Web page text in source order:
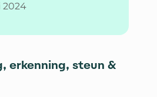
2024
erkenning, steun &